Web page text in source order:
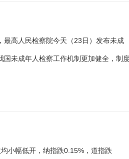
高人民检察院今天（23日）发布未成
未成年人检察工作机制更加健全，制
小幅低开，纳指跌0.15%，道指跌